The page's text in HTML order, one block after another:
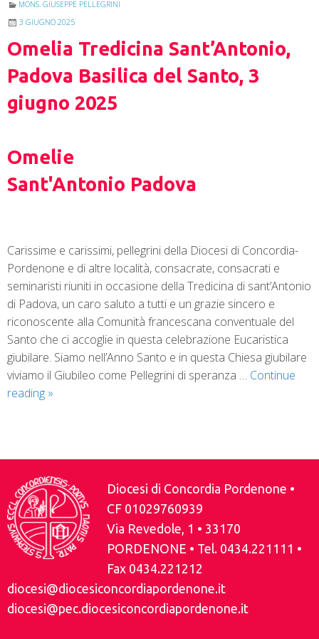
MONS. GIUSEPPE PELLEGRINI
3 GIUGNO 2025
Omelia Tredicina Sant’Antonio,
Padova Basilica del Santo, 3
giugno 2025
Omelie
Sant'Antonio Padova
Carissime e carissimi, pellegrini della Diocesi di Concordia-
Pordenone e di altre località, consacrate, consacrati e
seminaristi riuniti in occasione della Tredicina di sant’Antonio
di Padova, un caro saluto a tutti e un grazie sincero e
riconoscente alla Comunità francescana conventuale del
Santo che ci accoglie in questa celebrazione Eucaristica
giubilare. Siamo nell’Anno Santo e in questa Chiesa giubilare
viviamo il Giubileo come Pellegrini di speranza … Continue
reading »
o
N
a
g
a
Diocesi di Concordia Pordenone •
CF 01029760939
Via Revedole, 1 • 33170
PORDENONE • Tel. 0434.221111 •
Fax 0434.221212
diocesi@diocesiconcordiapordenone.it
diocesi@pec.diocesiconcordiapordenone.it